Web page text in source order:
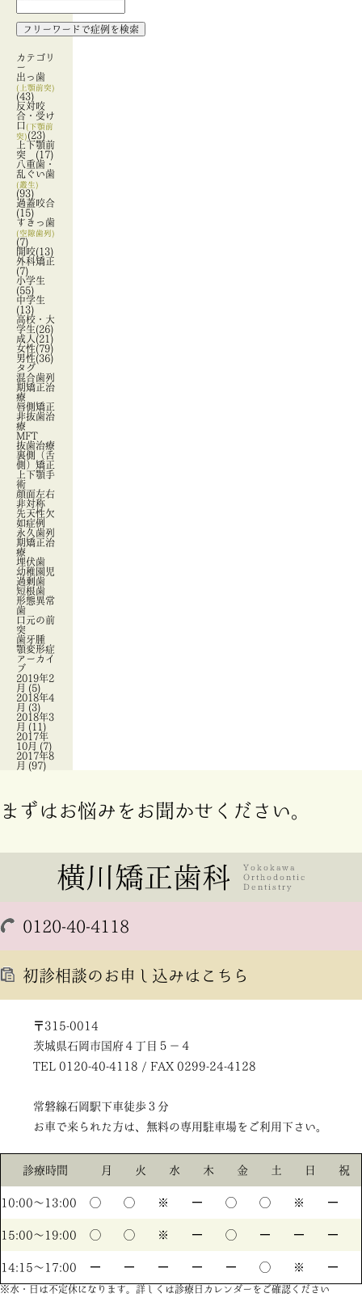
カテゴリ
ー
出っ歯
(上顎前突)
(43)
反対咬
合・受け
口 (下顎前
突)(23)
上下顎前
突 (17)
八重歯・
乱ぐい歯
(叢生)
(93)
過蓋咬合
(15)
すきっ歯
(空隙歯列)
(7)
開咬(13)
外科矯正
(7)
小学生
(55)
中学生
(13)
高校・大
学生(26)
成人 (21)
女性(79)
男性(36)
タグ
混合歯列
期矯正治
療
唇側矯正
非抜歯治
療
MFT
抜歯治療
裏側（舌
側）矯正
上下顎手
術
顔面左右
非対称
先天性欠
如症例
永久歯列
期矯正治
療
埋伏歯
幼稚園児
過剰歯
短根歯
形態異常
歯
口元の前
突
歯牙腫
顎変形症
アーカイ
ブ
2019年2
月 (5)
2018年4
月 (3)
2018年3
月 (11)
2017年
10月 (7)
2017年8
月 (97)
まずはお悩みをお聞かせください。
0120-40-4118
初診相談のお申し込みはこちら
〒315-0014
茨城県石岡市国府４丁目５－４
TEL 0120-40-4118 / FAX 0299-24-4128
常磐線石岡駅下車徒歩３分
お車で来られた方は、無料の専用駐車場をご利用下さい。
診療時間 月 火 水 木 金 土 日 祝
10:00〜13:00 ◯ ◯ ※ ー ◯ ◯ ※ ー
15:00〜19:00 ◯ ◯ ※ ー ◯ ー ー ー
14:15〜17:00 ー ー ー ー ー ◯ ※ ー
※水・日は不定休になります。詳しくは診療日カレンダーをご確認ください